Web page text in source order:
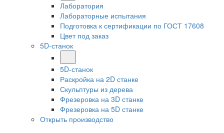
Лаборатория
Лабораторные испытания
Подготовка к сертификации по ГОСТ 17608
Цвет под заказ
5D-станок
5D-станок
Раскройка на 2D станке
Скульптуры из дерева
Фрезеровка на 3D станке
Фрезеровка на 5D станке
Открыть производство